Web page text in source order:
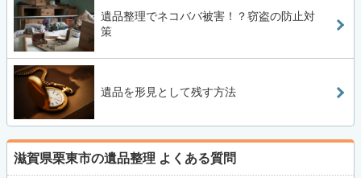
遺品整理でネコババ被害！？窃盗の防止対
策
遺品を形見として残す方法
滋賀県栗東市の遺品整理 よくある質問